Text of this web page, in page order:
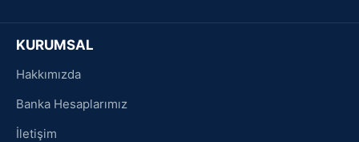
KURUMSAL
Hakkımızda
Banka Hesaplarımız
İletişim